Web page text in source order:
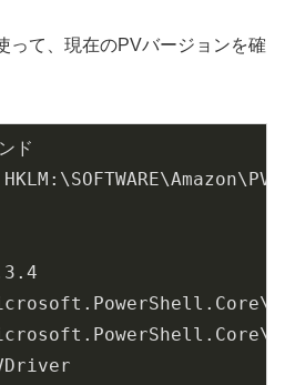
って、現在のPVバージョンを確
ド